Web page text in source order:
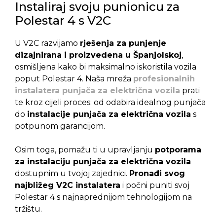
Instaliraj svoju punionicu za
Polestar 4 s V2C
U V2C razvijamo rješenja za punjenje
dizajnirana i proizvedena u Španjolskoj,
osmišljena kako bi maksimalno iskoristila vozila
poput Polestar 4. Naša mreža profesionalnih
instalatera punjača za električna vozila prati
te kroz cijeli proces: od odabira idealnog punjača
do instalacije punjača za električna vozila s
potpunom garancijom.
Osim toga, pomažu ti u upravljanju potporama
za instalaciju punjača za električna vozila
dostupnim u tvojoj zajednici. Pronađi svog
najbližeg V2C instalatera i počni puniti svoj
Polestar 4 s najnaprednijom tehnologijom na
tržištu.